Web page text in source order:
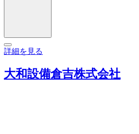
詳細を見る
大和設備倉吉株式会社